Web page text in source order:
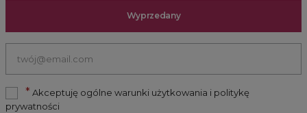
Wyprzedany
* Akceptuję ogólne warunki użytkowania i politykę
prywatności